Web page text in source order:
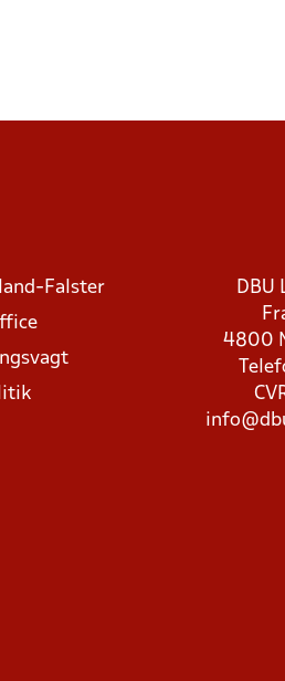
Falster
DBU
4800